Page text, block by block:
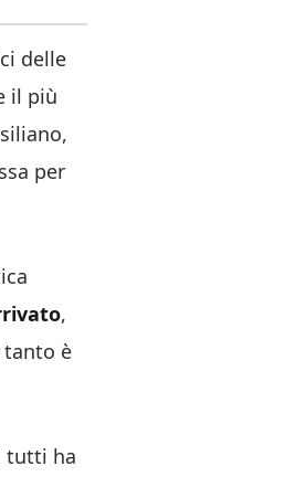
delle
il più
per
,
tanto è
tutti ha